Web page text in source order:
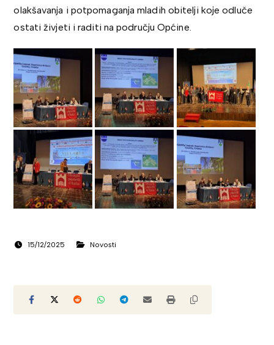
olakšavanja i potpomaganja mladih obitelji koje odluče
ostati živjeti i raditi na području Općine.
15/12/2025 Novosti